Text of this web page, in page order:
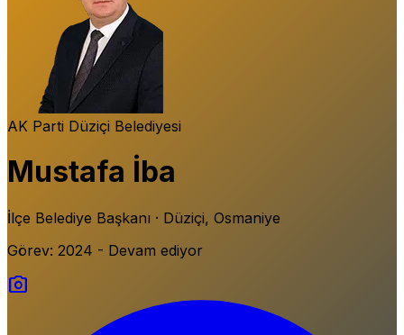
AK Parti Düziçi Belediyesi
Mustafa İba
İlçe Belediye Başkanı · Düziçi, Osmaniye
Görev: 2024 - Devam ediyor
photo_camera